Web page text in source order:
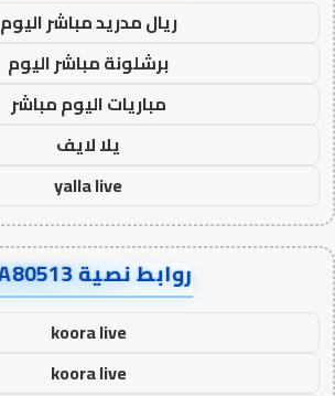
ريال مدريد مباشر اليوم
برشلونة مباشر اليوم
مباريات اليوم مباشر
يلا لايف
yalla live
روابط نصية AA80513
koora live
koora live